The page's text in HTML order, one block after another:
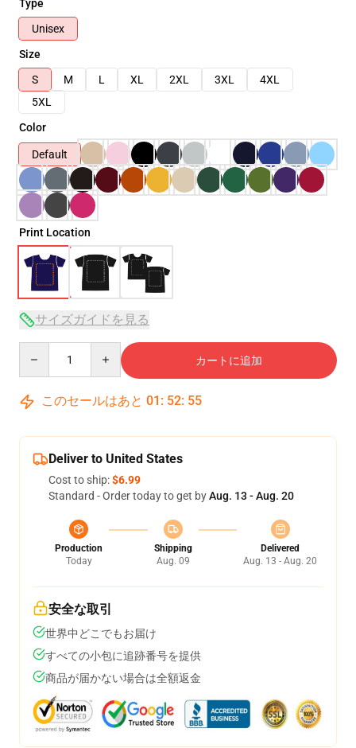
Type
Unisex
Size
S
M L XL 2XL 3XL
4XL
5XL
Color
Default
Print Location
サイズガイドを見る
カートに追加
このセールはあと 01 : 52: 54
Deliver to United States
Cost to ship:$6.99
Standard - Order today to get byAug. 13 - Aug. 20
Production
Today
Shipping
Aug. 09
Delivered
Aug. 13 - Aug. 20
安全な取引
世界中どこでもお届け
すべての小包に追跡番号を提供
商品が届かない場合は全額返金